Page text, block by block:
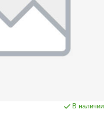
В наличии